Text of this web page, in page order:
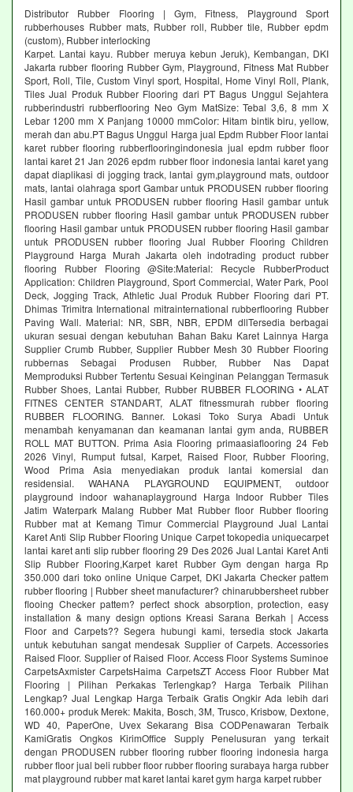
Distributor Rubber Flooring | Gym, Fitness, Playground Sport
rubberhouses Rubber mats, Rubber roll, Rubber tile, Rubber epdm
(custom), Rubber interlocking
Karpet. Lantai kayu. Rubber meruya kebun Jeruk), Kembangan, DKI
Jakarta rubber flooring Rubber Gym, Playground, Fitness Mat Rubber
Sport, Roll, Tile, Custom Vinyl sport, Hospital, Home Vinyl Roll, Plank,
Tiles Jual Produk Rubber Flooring dari PT Bagus Unggul Sejahtera
rubberindustri rubberflooring Neo Gym MatSize: Tebal 3,6, 8 mm X
Lebar 1200 mm X Panjang 10000 mmColor: Hitam bintik biru, yellow,
merah dan abu.PT Bagus Unggul Harga jual Epdm Rubber Floor lantai
karet rubber flooring rubberflooringindonesia jual epdm rubber floor
lantai karet 21 Jan 2026 epdm rubber floor indonesia lantai karet yang
dapat diaplikasi di jogging track, lantai gym,playground mats, outdoor
mats, lantai olahraga sport Gambar untuk PRODUSEN rubber flooring
Hasil gambar untuk PRODUSEN rubber flooring Hasil gambar untuk
PRODUSEN rubber flooring Hasil gambar untuk PRODUSEN rubber
flooring Hasil gambar untuk PRODUSEN rubber flooring Hasil gambar
untuk PRODUSEN rubber flooring Jual Rubber Flooring Children
Playground Harga Murah Jakarta oleh indotrading product rubber
flooring Rubber Flooring @Site:Material: Recycle RubberProduct
Application: Children Playground, Sport Commercial, Water Park, Pool
Deck, Jogging Track, Athletic Jual Produk Rubber Flooring dari PT.
Dhimas Trimitra International mitrainternational rubberflooring Rubber
Paving Wall. Material: NR, SBR, NBR, EPDM dllTersedia berbagai
ukuran sesuai dengan kebutuhan Bahan Baku Karet Lainnya Harga
Supplier Crumb Rubber, Supplier Rubber Mesh 30 Rubber Flooring
rubbernas Sebagai Produsen Rubber, Rubber Nas Dapat
Memproduksi Rubber Tertentu Sesuai Keinginan Pelanggan Termasuk
Rubber Shoes, Lantai Rubber, Rubber RUBBER FLOORING • ALAT
FITNES CENTER STANDART, ALAT fitnessmurah rubber flooring
RUBBER FLOORING. Banner. Lokasi Toko Surya Abadi Untuk
menambah kenyamanan dan keamanan lantai gym anda, RUBBER
ROLL MAT BUTTON. Prima Asia Flooring primaasiaflooring 24 Feb
2026 Vinyl, Rumput futsal, Karpet, Raised Floor, Rubber Flooring,
Wood Prima Asia menyediakan produk lantai komersial dan
residensial. WAHANA PLAYGROUND EQUIPMENT, outdoor
playground indoor wahanaplayground Harga Indoor Rubber Tiles
Jatim Waterpark Malang Rubber Mat Rubber floor Rubber flooring
Rubber mat at Kemang Timur Commercial Playground Jual Lantai
Karet Anti Slip Rubber Flooring Unique Carpet tokopedia uniquecarpet
lantai karet anti slip rubber flooring 29 Des 2026 Jual Lantai Karet Anti
Slip Rubber Flooring,Karpet karet Rubber Gym dengan harga Rp
350.000 dari toko online Unique Carpet, DKI Jakarta Checker pattem
rubber flooring | Rubber sheet manufacturer? chinarubbersheet rubber
flooing Checker pattem? perfect shock absorption, protection, easy
installation & many design options Kreasi Sarana Berkah | Access
Floor and Carpets?? Segera hubungi kami, tersedia stock Jakarta
untuk kebutuhan sangat mendesak Supplier of Carpets. Accessories
Raised Floor. Supplier of Raised Floor. Access Floor Systems Suminoe
CarpetsAxmister CarpetsHaima CarpetsZT Access Floor Rubber Mat
Flooring | Pilihan Perkakas Terlengkap? Harga Terbaik Pilihan
Lengkap? Jual Lengkap Harga Terbaik Gratis Ongkir Ada lebih dari
160.000+ produk Merek: Makita, Bosch, 3M, Trusco, Krisbow, Dextone,
WD 40, PaperOne, Uvex Sekarang Bisa CODPenawaran Terbaik
KamiGratis Ongkos KirimOffice Supply Penelusuran yang terkait
dengan PRODUSEN rubber flooring rubber flooring indonesia harga
rubber floor jual beli rubber floor rubber flooring surabaya harga rubber
mat playground rubber mat karet lantai karet gym harga karpet rubber